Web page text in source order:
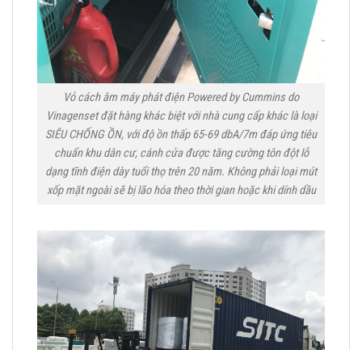
Vỏ cách âm máy phát điện Powered by Cummins do
Vinagenset đặt hàng khác biệt với nhà cung cấp khác là loại
SIÊU CHỐNG ỒN, với độ ồn thấp 65-69 dbA/7m đáp ứng tiêu
chuẩn khu dân cư, cánh cửa được tăng cường tôn đột lỗ
dạng tĩnh điện dày tuổi thọ trên 20 năm. Không phải loại mút
xốp mặt ngoài sẽ bị lão hóa theo thời gian hoặc khi dính dầu